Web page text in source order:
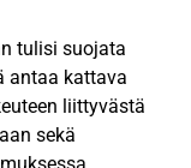
tulisi suojata
antaa kattava
liittyvästä
sekä